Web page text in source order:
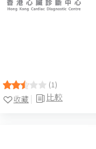
(1)
比較
收藏